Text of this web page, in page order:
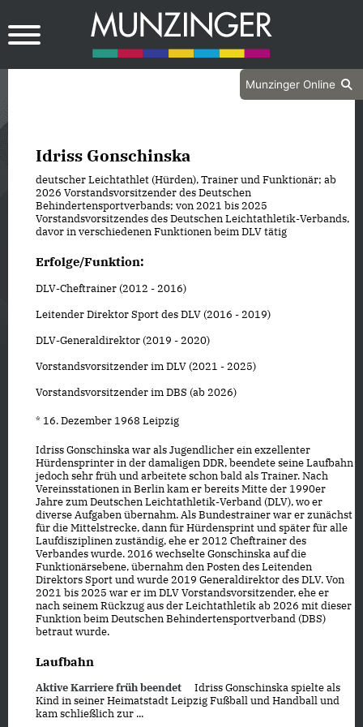
Munzinger Online
Idriss Gonschinska
deutscher Leichtathlet (Hürden), Trainer und Funktionär; ab
2026 Vorstandsvorsitzender des Deutschen
Behindertensportverbands; von 2021 bis 2025
Vorstandsvorsitzendes des Deutschen Leichtathletik-Verbands,
davor in verschiedenen Funktionen beim DLV tätig
Erfolge/Funktion:
DLV-Cheftrainer (2012 - 2016)
Leitender Direktor Sport des DLV (2016 - 2019)
DLV-Generaldirektor (2019 - 2020)
Vorstandsvorsitzender im DLV (2021 - 2025)
Vorstandsvorsitzender im DBS (ab 2026)
* 16. Dezember 1968 Leipzig
Idriss Gonschinska war als Jugendlicher ein exzellenter
Hürdensprinter in der damaligen DDR, beendete seine Laufbahn
jedoch sehr früh und arbeitete schon bald als Trainer. Nach
Vereinsstationen in Berlin kam er bereits Mitte der 1990er
Jahre zum Deutschen Leichtathletik-Verband (DLV), wo er
diverse Aufgaben übernahm. Als Bundestrainer war er zunächst
für die Mittelstrecke, dann für Hürdensprint und später für alle
Laufdisziplinen zuständig, ehe er 2012 Cheftrainer des
Verbandes wurde. 2016 wechselte Gonschinska auf die
Funktionärsebene, übernahm den Posten des Leitenden
Direktors Sport und wurde 2019 Generaldirektor des DLV. Von
2021 bis 2025 war er im DLV Vorstandsvorsitzender, ehe er
nach seinem Rückzug aus der Leichtathletik ab 2026 mit dieser
Funktion beim Deutschen Behindertensportverband (DBS)
betraut wurde.
Laufbahn
Aktive Karriere früh beendet
Idriss Gonschinska spielte als
Kind in seiner Heimatstadt Leipzig Fußball und Handball und
kam schließlich zur ...